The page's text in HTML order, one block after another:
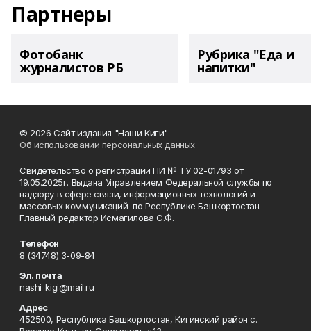
Партнеры
Фотобанк
журналистов РБ
Рубрика "Еда и
напитки"
© 2026 Сайт издания "Наши Киги"
Об использовании персональных данных
Свидетельство о регистрации ПИ № ТУ 02-01793 от
19.05.2025г. Выдана Управлением Федеральной службы по
надзору в сфере связи, информационных технологий и
массовых коммуникаций по Республике Башкортостан.
Главный редактор Исмагилова С.Ф.
Телефон
8 (34748) 3-09-84
Эл. почта
nashi_kigi@mail.ru
Адрес
452500, Республика Башкортостан, Кигинский район с.